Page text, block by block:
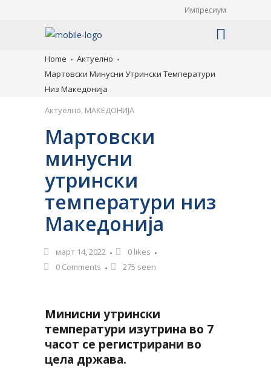
Импресиум
Home
Актуелно
Мартовски Минусни Утрински Температури
Низ Македонија
Актуелно, МАКЕДОНИЈА
Мартовски
минусни
утрински
температури низ
Македонија
март 14, 2022 0 likes
0 Comments
275 seen
Минисни утрински
температури изутрина во 7
часот се регистрирани во
цела држава.